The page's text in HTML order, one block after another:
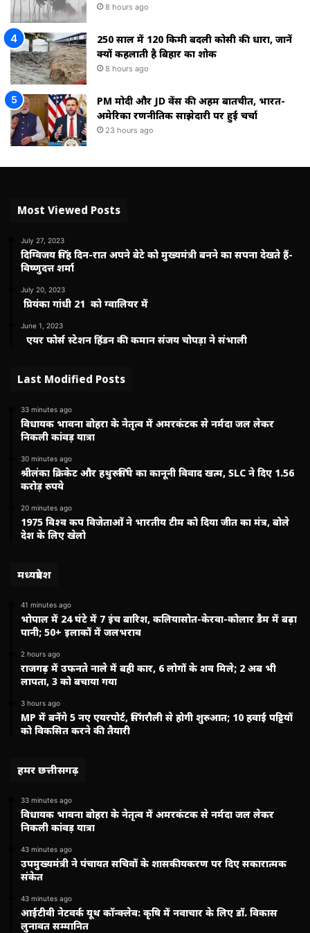
8 hours ago
250 साल में 120 किमी बदली कोसी की धारा, जानें
क्यों कहलाती है बिहार का शोक
8 hours ago
PM मोदी और JD वेंस की अहम बातचीत, भारत-
अमेरिका रणनीतिक साझेदारी पर हुई चर्चा
23 hours ago
Most Viewed Posts
July 27, 2023
दिग्विजय सिंह दिन-रात अपने बेटे को मुख्यमंत्री बनने का सपना देखते हैं-
विष्णुदत्त शर्मा
July 20, 2023
प्रियंका गांधी 21 को ग्वालियर में
June 1, 2023
एयर फोर्स स्टेशन हिंडन की कमान संजय चोपड़ा ने संभाली
Last Modified Posts
33 minutes ago
विधायक भावना बोहरा के नेतृत्व में अमरकंटक से नर्मदा जल लेकर
निकली कांवड़ यात्रा
30 minutes ago
श्रीलंका क्रिकेट और हथुरुसिंघे का कानूनी विवाद खत्म, SLC ने दिए 1.56
करोड़ रुपये
20 minutes ago
1975 विश्व कप विजेताओं ने भारतीय टीम को दिया जीत का मंत्र, बोले
देश के लिए खेलो
मध्यप्रदेश
41 minutes ago
भोपाल में 24 घंटे में 7 इंच बारिश, कलियासोत-केरवा-कोलार डैम में बढ़ा
पानी; 50+ इलाकों में जलभराव
2 hours ago
राजगढ़ में उफनते नाले में बही कार, 6 लोगों के शव मिले; 2 अब भी
लापता, 3 को बचाया गया
3 hours ago
MP में बनेंगे 5 नए एयरपोर्ट, सिंगरौली से होगी शुरुआत; 10 हवाई पट्टियों
को विकसित करने की तैयारी
हमर छत्तीसगढ़
33 minutes ago
विधायक भावना बोहरा के नेतृत्व में अमरकंटक से नर्मदा जल लेकर
निकली कांवड़ यात्रा
43 minutes ago
उपमुख्यमंत्री ने पंचायत सचिवों के शासकीयकरण पर दिए सकारात्मक
संकेत
43 minutes ago
आईटीवी नेटवर्क यूथ कॉन्क्लेव: कृषि में नवाचार के लिए डॉ. विकास
लुनावत सम्मानित